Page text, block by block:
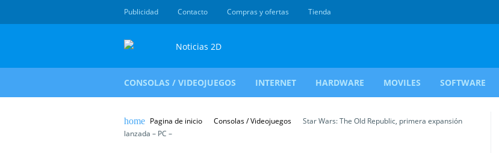
Publicidad Contacto Compras y ofertas Tienda
CONSOLAS / VIDEOJUEGOS INTERNET HARDWARE MOVILES SOFTWARE
Pagina de inicio Consolas / Videojuegos
Star Wars: The Old Republic, primera expansión
lanzada – PC –